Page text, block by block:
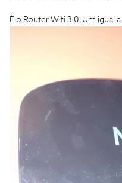
É o Router Wifi 3.0. Um igual